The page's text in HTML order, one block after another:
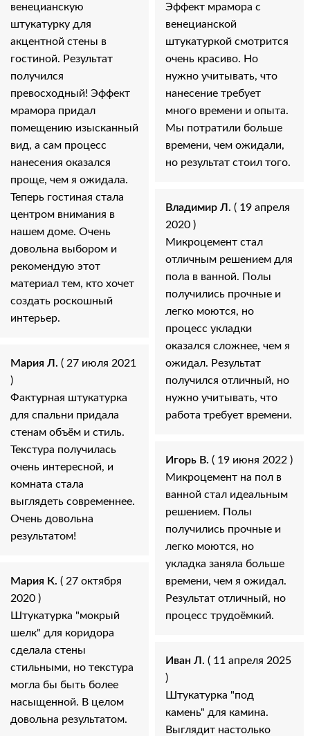
венецианскую
штукатурку для
акцентной стены в
гостиной. Результат
получился
превосходный! Эффект
мрамора придал
помещению изысканный
вид, а сам процесс
нанесения оказался
проще, чем я ожидала.
Теперь гостиная стала
центром внимания в
нашем доме. Очень
довольна выбором и
рекомендую этот
материал тем, кто хочет
создать роскошный
интерьер.
Мария Л. ( 27 июля 2021
)
Фактурная штукатурка
для спальни придала
стенам объём и стиль.
Текстура получилась
очень интересной, и
комната стала
выглядеть современнее.
Очень довольна
результатом!
Мария К. ( 27 октября
2020 )
Штукатурка "мокрый
шелк" для коридора
сделала стены
стильными, но текстура
могла бы быть более
насыщенной. В целом
довольна результатом.
Эффект мрамора с
венецианской
штукатуркой смотрится
очень красиво. Но
нужно учитывать, что
нанесение требует
много времени и опыта.
Мы потратили больше
времени, чем ожидали,
но результат стоил того.
Владимир Л. ( 19 апреля
2020 )
Микроцемент стал
отличным решением для
пола в ванной. Полы
получились прочные и
легко моются, но
процесс укладки
оказался сложнее, чем я
ожидал. Результат
получился отличный, но
нужно учитывать, что
работа требует времени.
Игорь В. ( 19 июня 2022 )
Микроцемент на пол в
ванной стал идеальным
решением. Полы
получились прочные и
легко моются, но
укладка заняла больше
времени, чем я ожидал.
Результат отличный, но
процесс трудоёмкий.
Иван Л. ( 11 апреля 2025
)
Штукатурка "под
камень" для камина.
Выглядит настолько